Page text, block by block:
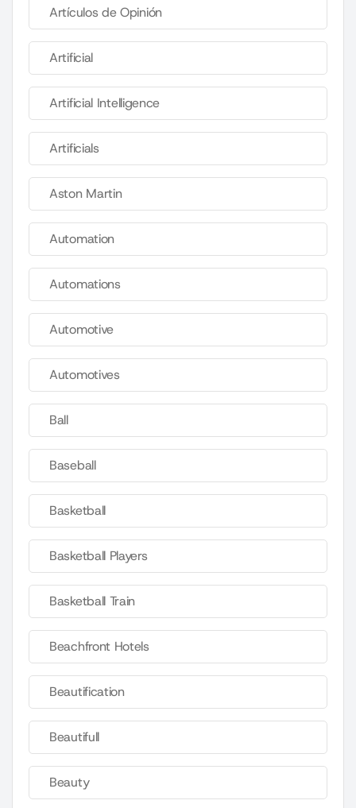
Artículos de Opinión
Artificial
Artificial Intelligence
Artificials
Aston Martin
Automation
Automations
Automotive
Automotives
Ball
Baseball
Basketball
Basketball Players
Basketball Train
Beachfront Hotels
Beautification
Beautifull
Beauty